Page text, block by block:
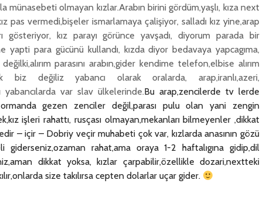
münasebeti olmayan kızlar.Arabın birini gördüm,yaşlı, kıza next
pas vermedi,bişeler ismarlamaya çalişiyor, salladı kız yine,arap
gösteriyor, kız parayı görünce yavşadı, diyorum parada bir
yapti para gücünü kullandı, kızda diyor bedavaya yapcagıma,
parasını arabın,gider kendime telefon,elbise alırım
biz değiliz yabancı olarak oralarda, arap,iranlı,azeri,
yabancılarda var slav ülkelerinde.Bu arap,zencilerde tv lerde
ormanda gezen zenciler değil,parası pulu olan yani zengin
işleri rahattı, rusçası olmayan,mekanları bilmeyenler ,dikkat
– içir – Dobriy veçir muhabeti çok var, kızlarda anasının gözü
giderseniz,ozaman rahat,ama oraya 1-2 haftalıgına gidip,dil
dikkat yoksa, kızlar çarpabilir,özellikle dozari,nextteki
size takılırsa cepten dolarlar uçar gider.